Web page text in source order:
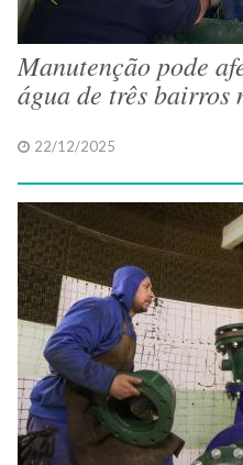
Manutenção pode
água de três bairros
22/12/2025